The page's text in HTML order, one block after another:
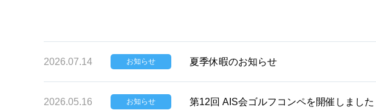
2026.07.14 お知らせ 夏季休暇のお知らせ
2026.05.16 お知らせ 第12回 AIS会ゴルフコンペを開催しました